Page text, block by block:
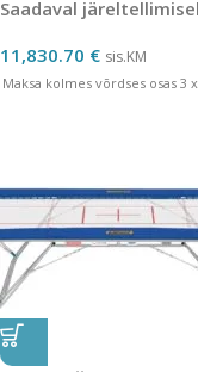
Saadaval järeltellimisel
11,830.70 € sis.KM
Maksa kolmes võrdses osas 3